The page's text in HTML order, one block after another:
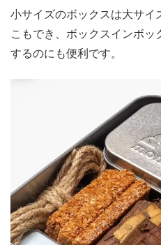
小サイズのボックスは大サイ
こもでき、ボックスインボッ
するのにも便利です。